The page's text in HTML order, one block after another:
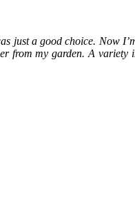
just a good choice. Now
my garden. A